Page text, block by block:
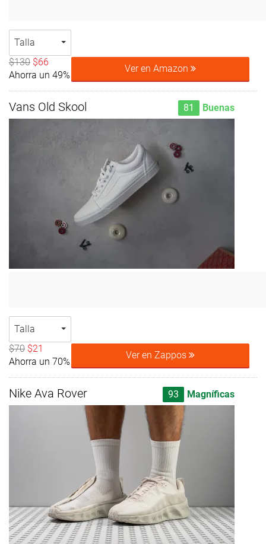
Talla
$130 $66
Ahorra un 49%
Ver en Amazon
Vans Old Skool 81 Buenas
Talla
$70 $21
Ahorra un 70%
Ver en Zappos
Nike Ava Rover 93 Magníficas